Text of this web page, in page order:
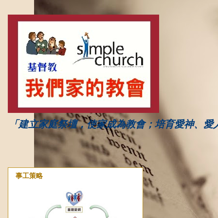
「建立家庭祭壇，使家成為教會；培育愛神、
事工策略